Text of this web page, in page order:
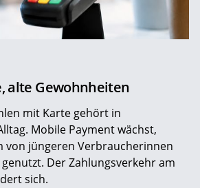
alte Gewohnheiten
mit Karte gehört in
Mobile Payment wächst,
von jüngeren Verbraucherinnen
Der Zahlungsverkehr am
sich.